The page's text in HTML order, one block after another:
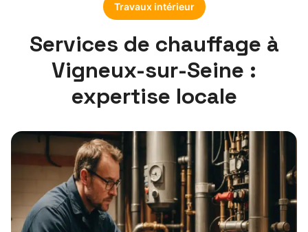
Travaux intérieur
Services de chauffage à
Vigneux-sur-Seine :
expertise locale